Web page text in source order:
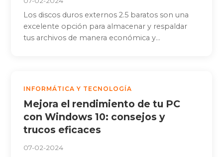
Los discos duros externos 2.5 baratos son una
excelente opción para almacenar y respaldar
tus archivos de manera económica y...
INFORMÁTICA Y TECNOLOGÍA
Mejora el rendimiento de tu PC
con Windows 10: consejos y
trucos eficaces
07-02-2024